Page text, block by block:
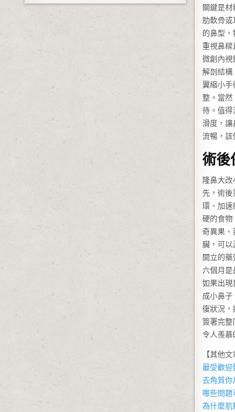
關鍵是
肋軟骨
的鼻型
重視鼻樑
微創內視
解剖結構
翼縮小手
整。當然
待。值得
滑度，
流暢，該
術後
隆鼻大
先，術後
環、加速
硬的食物
奇異果、
臟，可以
開立的
六個月是
如果出現
成小鼻
復狀況，
簽署完整
令人羨慕
【其他文
最受歡迎
去角質你
哪些問題
為什麼肌